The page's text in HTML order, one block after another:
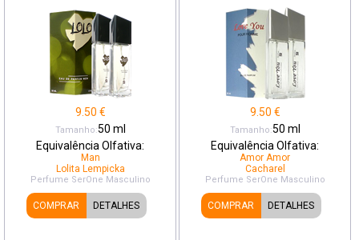
9.50 €
Tamanho:50 ml
Equivalência Olfativa:
Man
Lolita Lempicka
Perfume SerOne Masculino
COMPRAR DETALHES
9.50 €
Tamanho:50 ml
Equivalência Olfativa:
Amor Amor
Cacharel
Perfume SerOne Masculino
COMPRAR DETALHES